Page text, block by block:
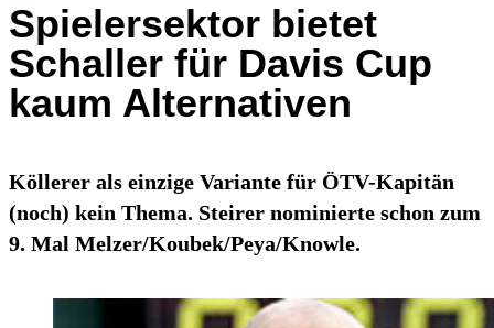
Spielersektor bietet
Schaller für Davis Cup
kaum Alternativen
Köllerer als einzige Variante für ÖTV-Kapitän
(noch) kein Thema. Steirer nominierte schon zum
9. Mal Melzer/Koubek/Peya/Knowle.